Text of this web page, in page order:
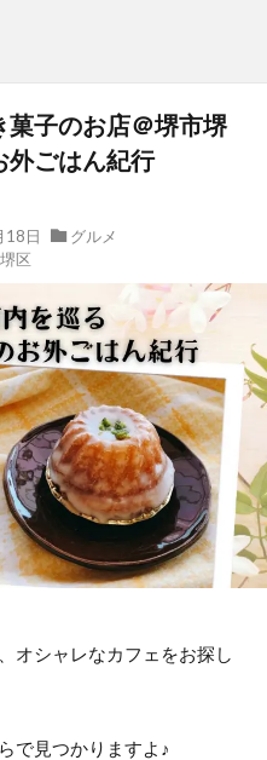
菓子のお店＠堺市堺
外ごはん紀行
18日
グルメ
区
オシャレなカフェをお探し
で見つかりますよ♪